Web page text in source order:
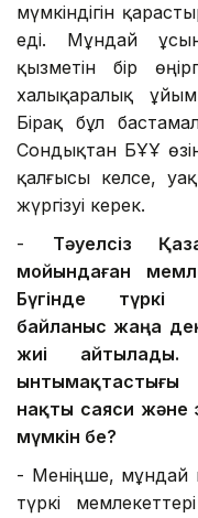
мүмкіндігін
еді. Мұндай
қызметін бір
халықаралық
Бірақ бұл
Сондықтан БҰҰ
қалғысы келсе,
жүргізуі керек.
- Тәуелсіз
мойындаған
Бүгінде түркі
байланыс жаңа
жиі айтылады
нақты саяси және
мүмкін бе?
- Меніңше, мұндай
түркі